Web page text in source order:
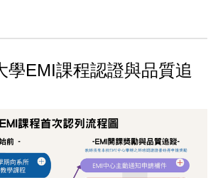
學EMI課程認證與品質追